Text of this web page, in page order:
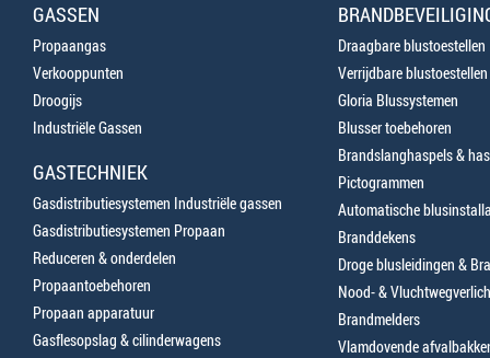
GASSEN
Propaangas
Verkooppunten
Droogijs
Industriële Gassen
GASTECHNIEK
Gasdistributiesystemen Industriële gassen
Gasdistributiesystemen Propaan
Reduceren & onderdelen
Propaantoebehoren
Propaan apparatuur
Gasflesopslag & cilinderwagens
Draagbare blustoestellen
Verrijdbare blustoestellen
Gloria Blussystemen
Blusser toebehoren
Brandslanghaspels &
Pictogrammen
Automatische
Branddekens
Droge blusleidingen &
Nood- &
Brandmelders
Vlamdovende